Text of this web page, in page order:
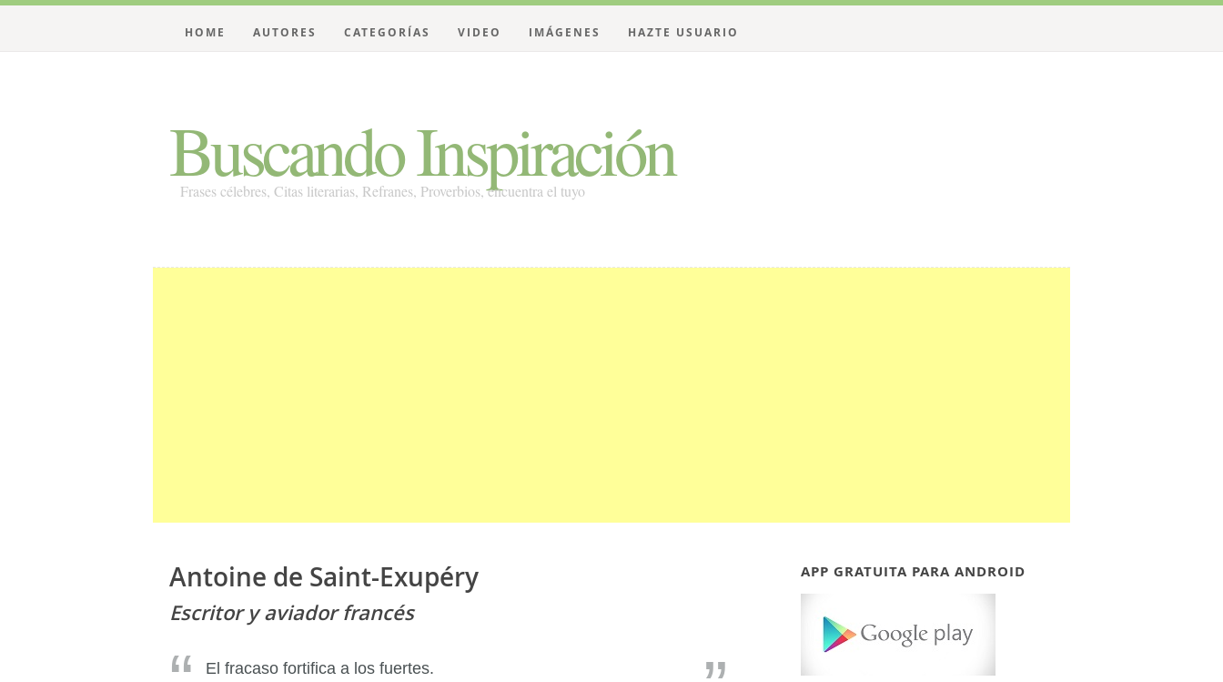
Buscando Inspiración
Frases célebres, Citas literarias, Refranes, Proverbios, encuentra el tuyo
HOME AUTORES CATEGORÍAS VIDEO IMÁGENES HAZTE USUARIO
Antoine de Saint-Exupéry
Escritor y aviador francés
El fracaso fortifica a los fuertes.
APP GRATUITA PARA ANDROID